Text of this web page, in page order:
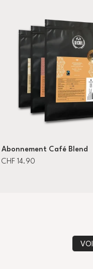
Abonnement Café Blend
CHF 14.90